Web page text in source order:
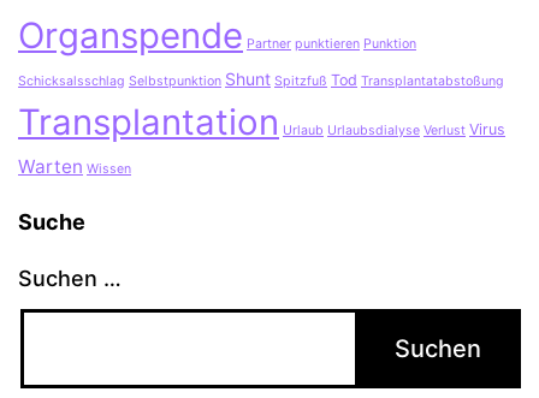
Organspende Partner punktieren Punktion
Schicksalsschlag Selbstpunktion Shunt Spitzfuß Tod Transplantatabstoßung
Transplantation Urlaub Urlaubsdialyse Verlust Virus
Warten Wissen
Suche
Suchen …